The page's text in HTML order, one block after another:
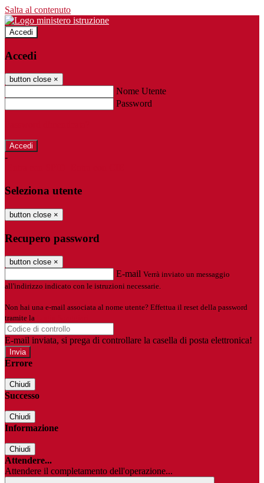
Salta al contenuto
Accedi
Accedi
button close ×
Nome Utente
Password
-
Seleziona utente
button close ×
Recupero password
button close ×
E-mail Verrà inviato un messaggio
all'indirizzo indicato con le istruzioni necessarie.
Non hai una e-mail associata al nome utente? Effettua il reset della password
tramite la
E-mail inviata, si prega di controllare la casella di posta elettronica!
Errore
Chiudi
Successo
Chiudi
Informazione
Chiudi
Attendere...
Attendere il completamento dell'operazione...